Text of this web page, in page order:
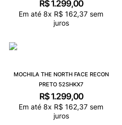
R$ 1.299,00
Em até 8x R$ 162,37 sem
juros
MOCHILA THE NORTH FACE RECON
PRETO 52SHKX7
R$ 1.299,00
Em até 8x R$ 162,37 sem
juros